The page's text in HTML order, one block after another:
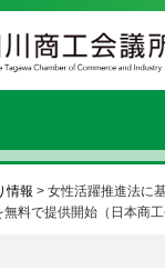
情報 > 女性活躍推進法に
料で提供開始（日本商工